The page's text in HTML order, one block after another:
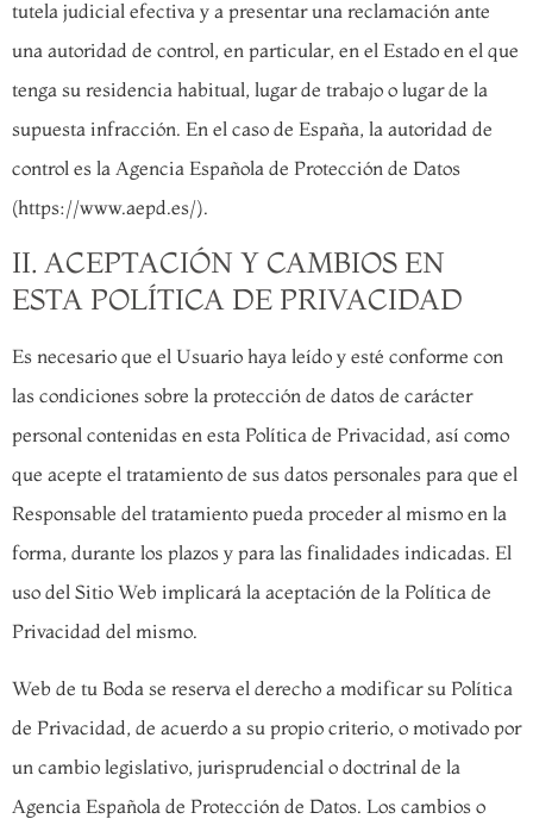
tutela judicial efectiva y a presentar una reclamación ante
una autoridad de control, en particular, en el Estado en el que
tenga su residencia habitual, lugar de trabajo o lugar de la
supuesta infracción. En el caso de España, la autoridad de
control es la Agencia Española de Protección de Datos
(https://www.aepd.es/).
II. ACEPTACIÓN Y CAMBIOS EN
ESTA POLÍTICA DE PRIVACIDAD
Es necesario que el Usuario haya leído y esté conforme con
las condiciones sobre la protección de datos de carácter
personal contenidas en esta Política de Privacidad, así como
que acepte el tratamiento de sus datos personales para que el
Responsable del tratamiento pueda proceder al mismo en la
forma, durante los plazos y para las finalidades indicadas. El
uso del Sitio Web implicará la aceptación de la Política de
Privacidad del mismo.
Web de tu Boda se reserva el derecho a modificar su Política
de Privacidad, de acuerdo a su propio criterio, o motivado por
un cambio legislativo, jurisprudencial o doctrinal de la
Agencia Española de Protección de Datos. Los cambios o